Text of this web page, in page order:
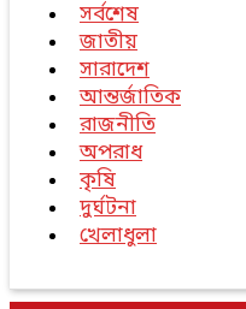
সর্বশেষ
জাতীয়
সারাদেশ
আন্তর্জাতিক
রাজনীতি
অপরাধ
কৃষি
দুর্ঘটনা
খেলাধুলা